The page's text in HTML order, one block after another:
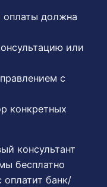
должна
или
с
конкретных
консультант
бесплатно
банк/